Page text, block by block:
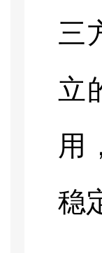
三
立
用
稳